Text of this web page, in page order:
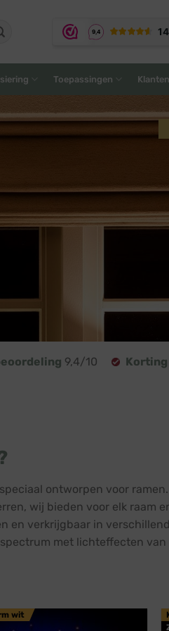
Toepassingen
9,4/10 Korting
ontworpen voor
wij bieden voor elk raam
en verkrijgbaar in
met lichteffecten van
wit